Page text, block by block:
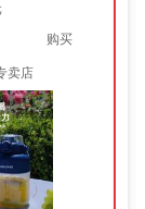
购买
卖店